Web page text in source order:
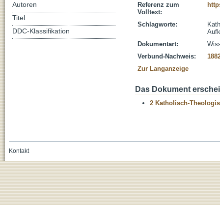
Referenz zum
Volltext:
Schlagworte:
Dokumentart:
Verbund-Nachweis:
Zur Langanzeige
Das Dokument
2 Katholisch-
Autoren
Titel
DDC-Klassifikation
Kontakt